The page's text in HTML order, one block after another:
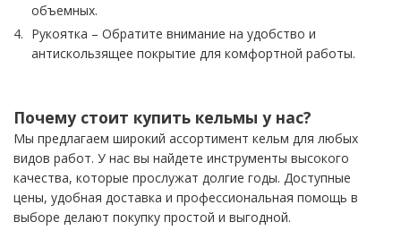
объемных.
Рукоятка – Обратите внимание на удобство и
антискользящее покрытие для комфортной работы.
Почему стоит купить кельмы у нас?
Мы предлагаем широкий ассортимент кельм для любых
видов работ. У нас вы найдете инструменты высокого
качества, которые прослужат долгие годы. Доступные
цены, удобная доставка и профессиональная помощь в
выборе делают покупку простой и выгодной.